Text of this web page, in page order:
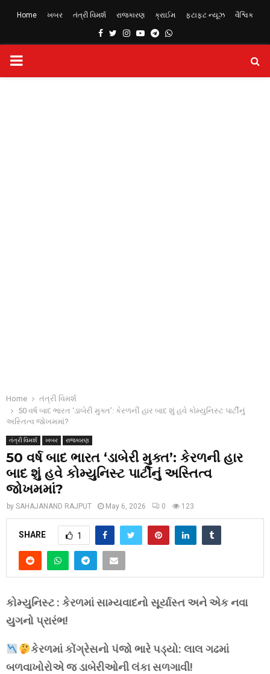
Home ખબર તંત્રી વિમર્શ રાજકારણ ક્રાઈમ ફટાફટ ન્યૂઝ વૈશ્વિક
Facebook
TwitterInstagram
YoutubeTelegram
Whatsapp
PRIMARY
Home
તંત્રી વિમર્શ
50 વર્ષ બાદ ભારત ‘ડાબેરી મુક્ત’: કેરળની હાર બાદ શું હવે કોમ્યુનિસ્ટ પાર્ટીનું
અસ્તિત્વ જોખમમાં?
તંત્રી વિમર્શ ખબર રાજકારણ
50 વર્ષ બાદ ભારત ‘ડાબેરી મુક્ત’: કેરળની હાર
બાદ શું હવે કોમ્યુનિસ્ટ પાર્ટીનું અસ્તિત્વ
જોખમમાં?
by SAHAJANAND RAJPUT May 6, 2026 0 123
SHARE 1
કોમ્યુનિસ્ટ : કેરળમાં સામ્યવાદનો સૂર્યાસ્ત અને એક નવા
યુગનો પ્રારંભ!
કેરળમાં કોંગ્રેસનો પંજો ભારે પડ્યો: લાલ ગઢમાં
બળવાખોરોએ જ ડાબેરીઓની લંકા સળગાવી!